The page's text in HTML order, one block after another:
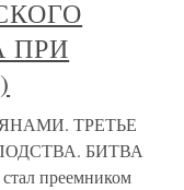
ПРИ
ТРЕТЬЕ
БИТВА
преемником